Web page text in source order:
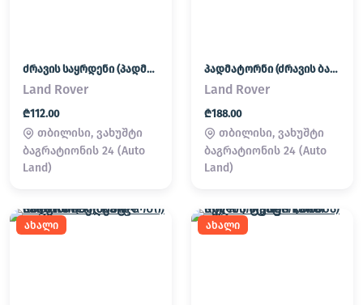
ძრავის საყრდენი (პადმატორნი)
Land Rover
₾112.00
თბილისი, ვახუშტი
ბაგრატიონის 24 (Auto
Land)
პადმატორნი (ძრავის ბალიში) LAND ROVER
Land Rover
₾188.00
თბილისი, ვახუშტი
ბაგრატიონის 24 (Auto
Land)
ახალი ახალი